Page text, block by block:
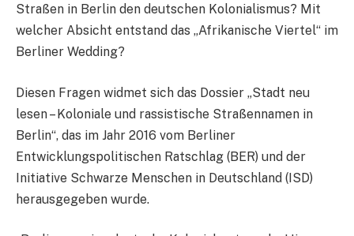
Straßen in Berlin den deutschen Kolonialismus? Mit
welcher Absicht entstand das „Afrikanische Viertel“ im
Berliner Wedding?
Diesen Fragen widmet sich das Dossier „Stadt neu
lesen – Koloniale und rassistische Straßennamen in
Berlin“, das im Jahr 2016 vom Berliner
Entwicklungspolitischen Ratschlag (BER) und der
Initiative Schwarze Menschen in Deutschland (ISD)
herausgegeben wurde.